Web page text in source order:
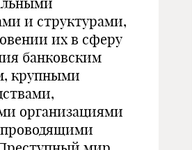
и структурами,
их в сферу
банковским
крупными
организациями